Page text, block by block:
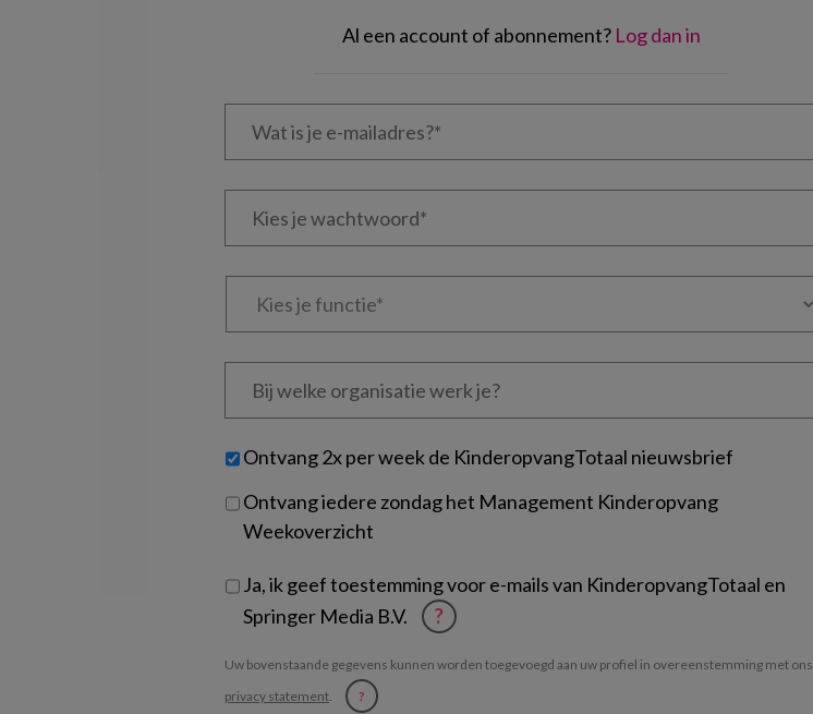
Al een account of abonnement? Log dan in
Wat
Kies
Kies
Bij
welke
je?
Untitled
Ontvang 2x per week de KinderopvangTotaal nieuwsbrief
Ontvang iedere zondag het Management Kinderopvang
Weekoverzicht
Ja, ik geef toestemming voor e-mails van KinderopvangTotaal en
Springer Media B.V.
?
Uw bovenstaande gegevens kunnen worden toegevoegd aan uw profiel in overeenstemming met ons
privacy statement. ?